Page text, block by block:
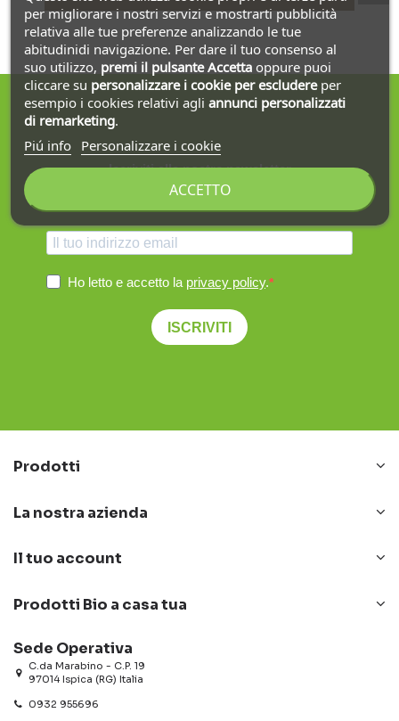
Iscriviti alla nostra newsletter
Ho letto e accetto la privacy policy.
ISCRIVITI
Prodotti
La nostra azienda
Il tuo account
Prodotti Bio a casa tua
Sede Operativa
C.da Marabino - C.P. 19
97014 Ispica (RG) Italia
0932 955696
per migliorare i nostri servizi e mostrarti pubblicità
relativa alle tue preferenze analizzando le tue
abitudinidi navigazione. Per dare il tuo consenso al
suo utilizzo, premi il pulsante Accettaoppure puoi
cliccare su personalizzare i cookie per escludereper
esempio i cookies relativi agli annunci personalizzati
di remarketing.
Piú info
Personalizzare i cookie
ACCETTO